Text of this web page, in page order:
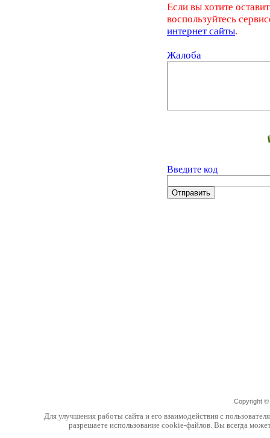
Если вы хотите
воспользуйтесь
интернет сайты.
Жалоба
Введите код
Copyright ©
Для улучшения работы сайта и его взаимодействия с
разрешаете использование cookie-файлов. Вы всегда